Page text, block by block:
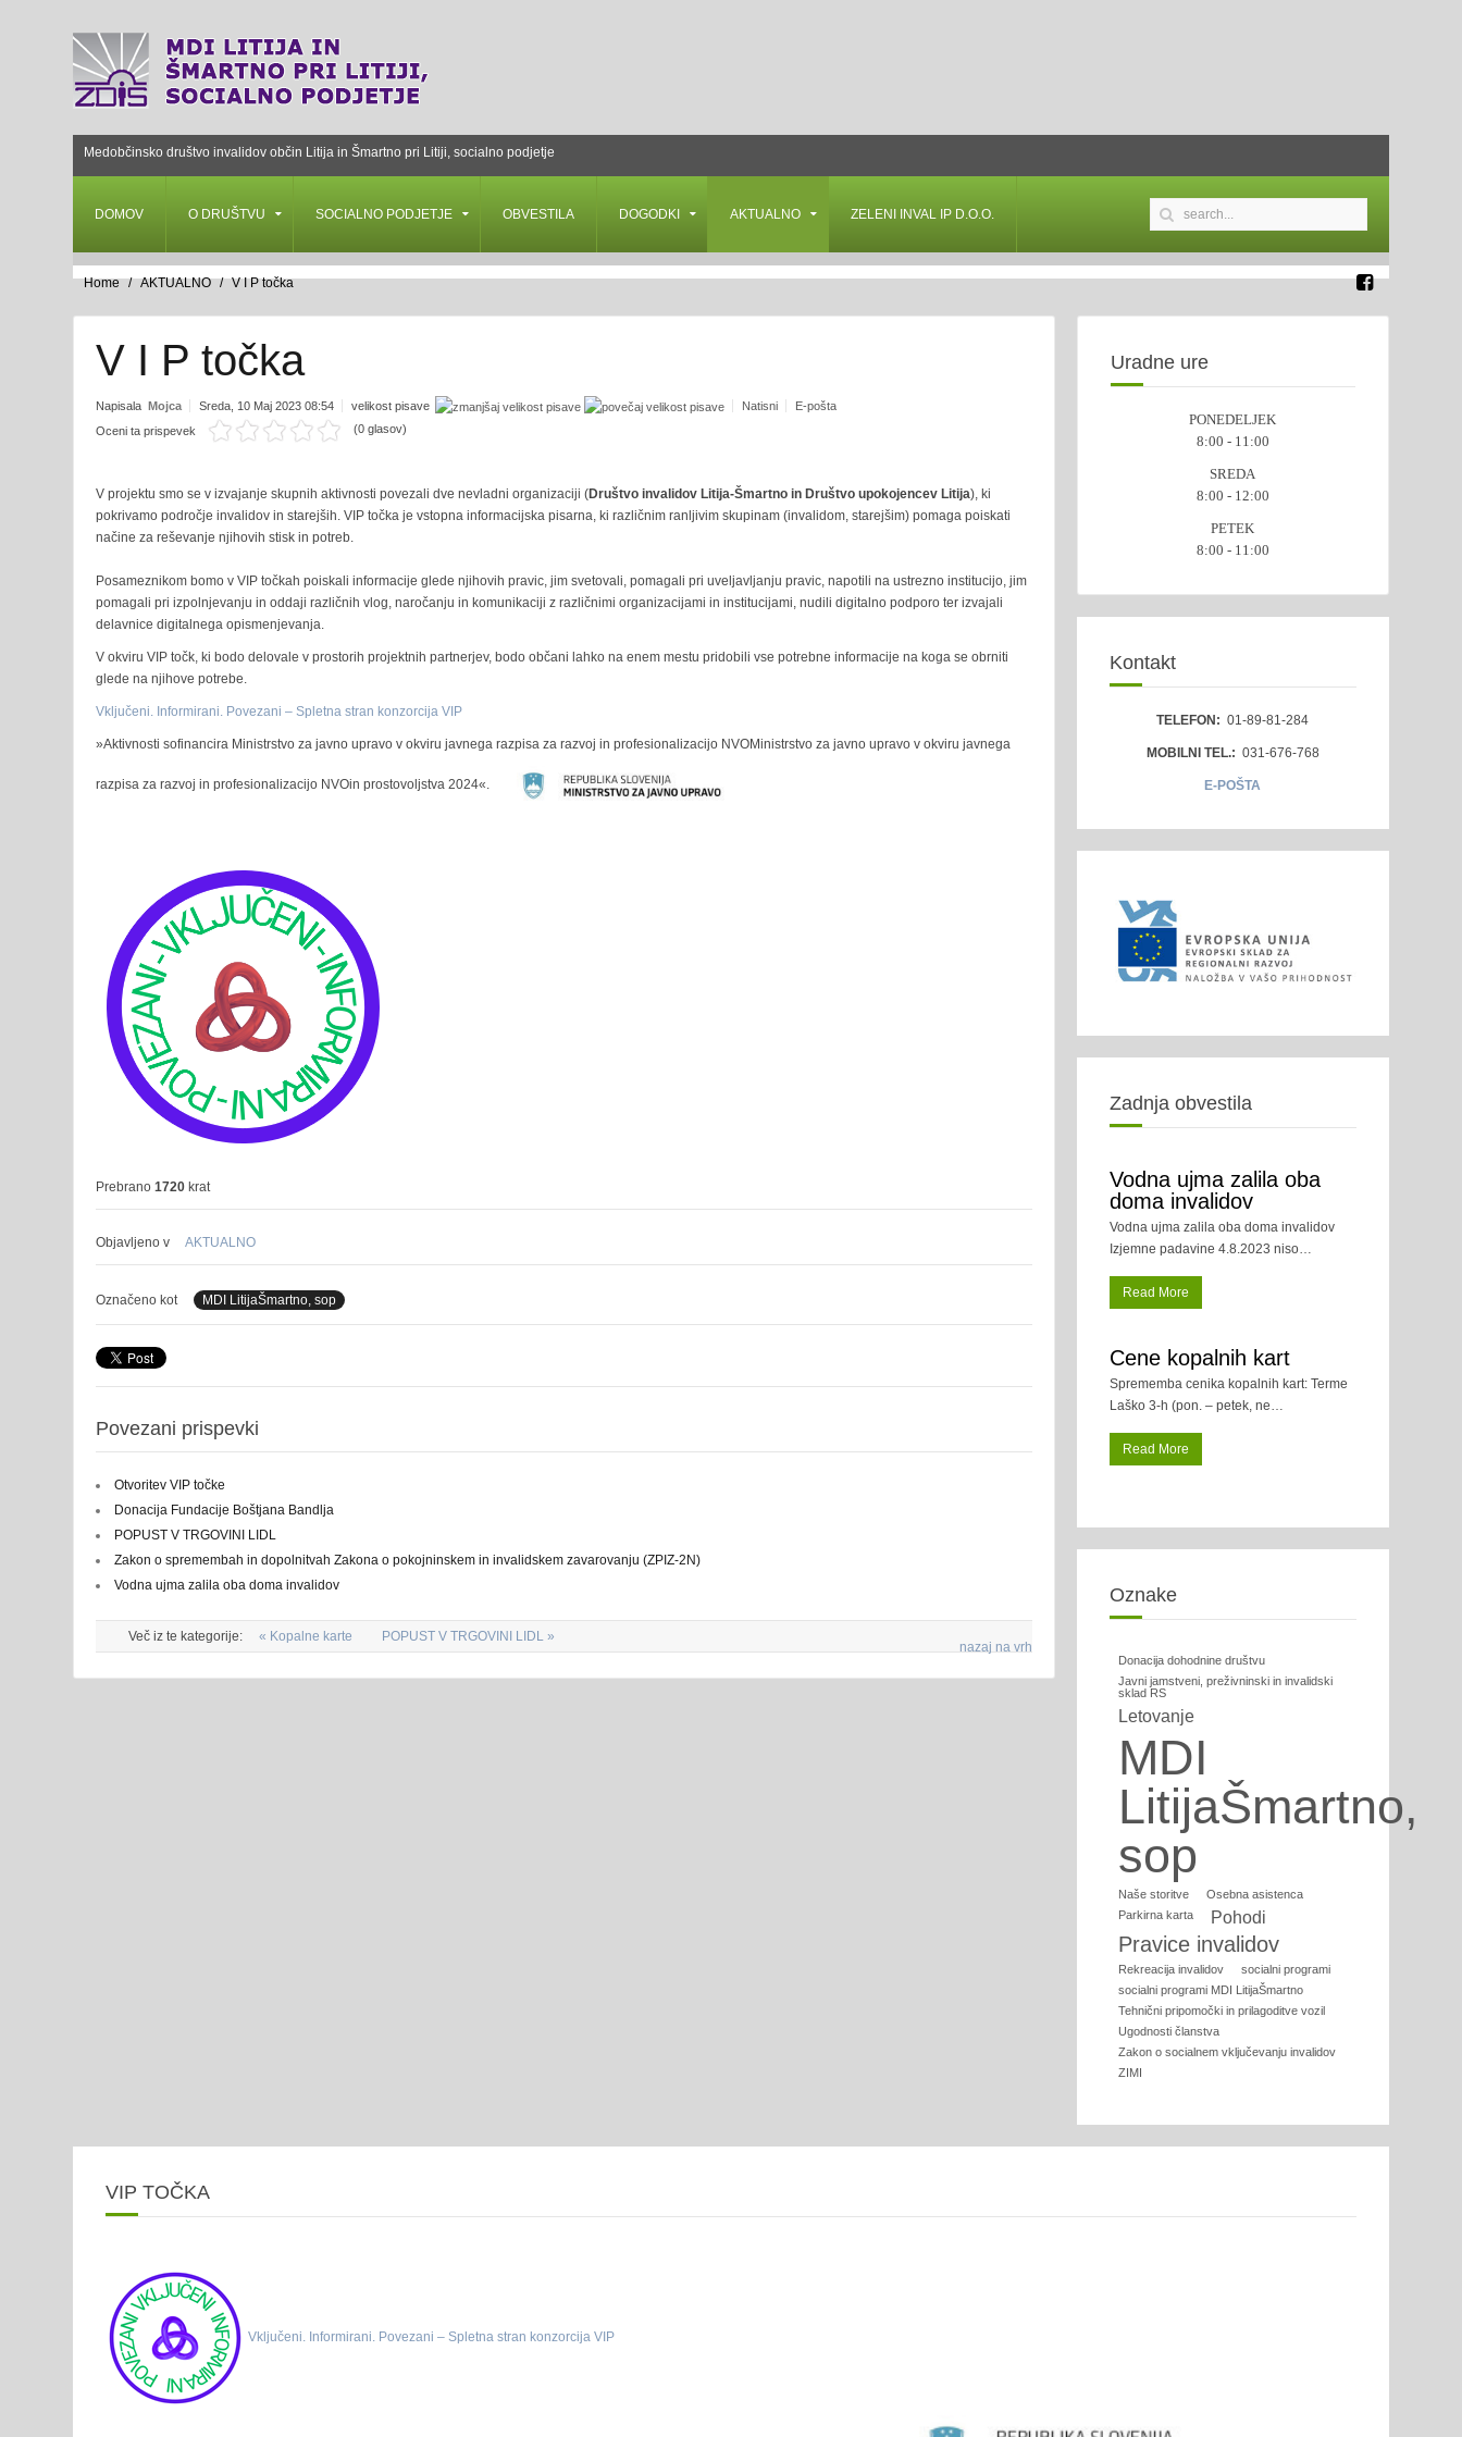
Medobčinsko društvo invalidov občin Litija in Šmartno pri Litiji, socialno podjetje
DOMOV O DRUŠTVU SOCIALNO PODJETJE OBVESTILA DOGODKI AKTUALNO ZELENI INVAL IP D.O.O.
Home AKTUALNO V I P točka
V I P točka
Napisala Mojca Sreda, 10 Maj 2023 08:54 velikost pisave Natisni
E-pošta
Oceni ta prispevek
(0 glasov)
V projektu smo se v izvajanje skupnih aktivnosti povezali dve nevladni organizaciji (Društvo invalidov Litija-Šmartno in Društvo upokojencev Litija), ki
pokrivamo področje invalidov in starejših. VIP točka je vstopna informacijska pisarna, ki različnim ranljivim skupinam (invalidom, starejšim) pomaga poiskati
načine za reševanje njihovih stisk in potreb.
Posameznikom bomo v VIP točkah poiskali informacije glede njihovih pravic, jim svetovali, pomagali pri uveljavljanju pravic, napotili na ustrezno institucijo, jim
pomagali pri izpolnjevanju in oddaji različnih vlog, naročanju in komunikaciji z različnimi organizacijami in institucijami, nudili digitalno podporo ter izvajali
delavnice digitalnega opismenjevanja.
V okviru VIP točk, ki bodo delovale v prostorih projektnih partnerjev, bodo občani lahko na enem mestu pridobili vse potrebne informacije na koga se obrniti
glede na njihove potrebe.
Vključeni. Informirani. Povezani – Spletna stran konzorcija VIP
»Aktivnosti sofinancira Ministrstvo za javno upravo v okviru javnega razpisa za razvoj in profesionalizacijo NVOMinistrstvo za javno upravo v okviru javnega
razpisa za razvoj in profesionalizacijo NVOin prostovoljstva 2024«.
Prebrano 1720 krat
Objavljeno v AKTUALNO
Označeno kot MDI LitijaŠmartno, sop
Povezani prispevki
Otvoritev VIP točke
Donacija Fundacije Boštjana Bandlja
POPUST V TRGOVINI LIDL
Zakon o spremembah in dopolnitvah Zakona o pokojninskem in invalidskem zavarovanju (ZPIZ-2N)
Vodna ujma zalila oba doma invalidov
Več iz te kategorije: « Kopalne karte POPUST V TRGOVINI LIDL »
nazaj na vrh
Uradne ure
PONEDELJEK
8:00 - 11:00
SREDA
8:00 - 12:00
PETEK
8:00 - 11:00
Kontakt
TELEFON: 01-89-81-284
MOBILNI TEL.: 031-676-768
E-POŠTA
Zadnja obvestila
Vodna ujma zalila oba
doma invalidov
Vodna ujma zalila oba doma invalidov
Izjemne padavine 4.8.2023 niso…
Read More
Cene kopalnih kart
Sprememba cenika kopalnih kart: Terme
Laško 3-h (pon. – petek, ne…
Read More
Oznake
Donacija dohodnine društvu
Javni jamstveni, preživninski in invalidski
sklad RS
Letovanje
MDI
LitijaŠmartno,
sop
Naše storitve
Osebna asistenca
Parkirna karta
Pohodi
Pravice invalidov
Rekreacija invalidov
socialni programi
socialni programi MDI LitijaŠmartno
Tehnični pripomočki in prilagoditve vozil
Ugodnosti članstva
Zakon o socialnem vključevanju invalidov
ZIMI
VIP TOČKA
Vključeni. Informirani. Povezani – Spletna stran konzorcija VIP